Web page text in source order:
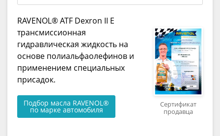
RAVENOL® ATF Dexron II E
трансмиссионная
гидравлическая жидкость на
основе полиальфаолефинов и
применением специальных
присадок.
Подбор масла RAVENOL®
по марке автомобиля
Сертификат
продавца